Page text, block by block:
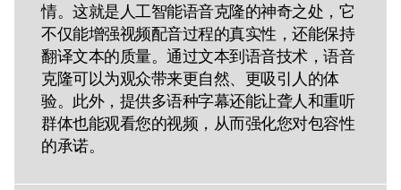
情。这就是人工智能语音克隆的神奇之处，它
不仅能增强视频配音过程的真实性，还能保持
翻译文本的质量。通过文本到语音技术，语音
克隆可以为观众带来更自然、更吸引人的体
验。此外，提供多语种字幕还能让聋人和重听
群体也能观看您的视频，从而强化您对包容性
的承诺。